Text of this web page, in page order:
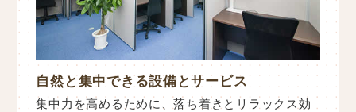
自然と集中できる設備とサービス
集中力を高めるために、落ち着きとリラックス効